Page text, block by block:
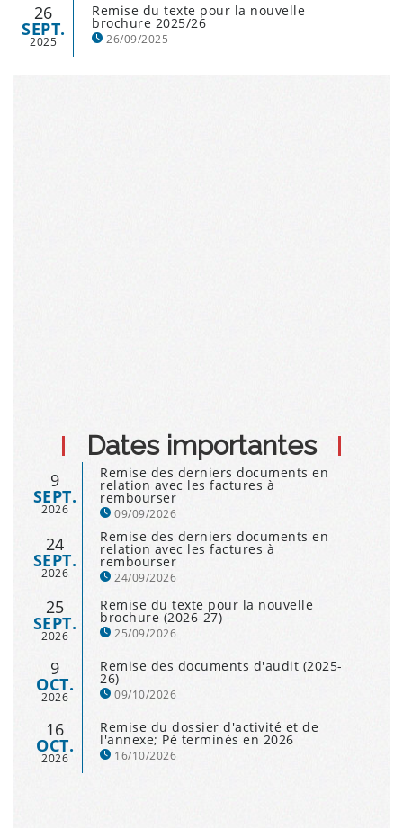
26
SEPT.
2025
Remise du texte pour la nouvelle
brochure 2025/26
26/09/2025
Dates importantes
9
SEPT.
2026
Remise des derniers documents en
relation avec les factures à
rembourser
09/09/2026
24
SEPT.
2026
Remise des derniers documents en
relation avec les factures à
rembourser
24/09/2026
25
SEPT.
2026
Remise du texte pour la nouvelle
brochure (2026-27)
25/09/2026
9
OCT.
2026
Remise des documents d'audit (2025-
26)
09/10/2026
16
OCT.
2026
Remise du dossier d'activité et de
l'annexe; Pé terminés en 2026
16/10/2026